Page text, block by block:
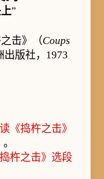
”
击》（Coups
出版社，1973
《捣杵之击》
杵之击》选段